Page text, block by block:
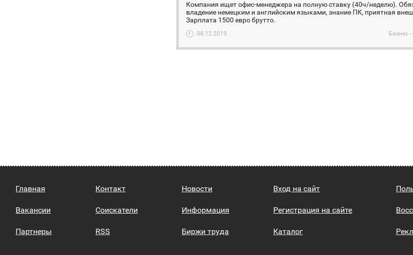
Компания ищет офис-менеджера на полную ставку (40ч/неделю).
владение немецким и английским языками, знание ПК, приятная
Зарплата 1500 евро брутто.
08.12.2019 Бизнес
Главная
Вакансии
Партнеры
Контакт
Соискатели
RSS
Новости
Информация
Биржи труда
Вход на сайт
Регистрация на сайте
Каталог